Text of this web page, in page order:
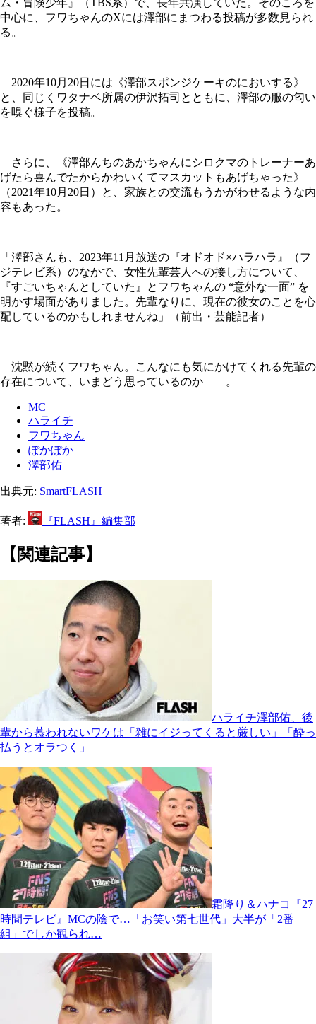
中心に、フワちゃんのXには澤部にまつわる投稿が多数見られ
る。
2020年10月20日には《澤部スポンジケーキのにおいする》
と、同じくワタナベ所属の伊沢拓司とともに、澤部の服の匂い
を嗅ぐ様子を投稿。
さらに、《澤部んちのあかちゃんにシロクマのトレーナーあ
げたら喜んでたからかわいくてマスカットもあげちゃった》
（2021年10月20日）と、家族との交流もうかがわせるような内
容もあった。
「澤部さんも、2023年11月放送の『オドオド×ハラハラ』（フ
ジテレビ系）のなかで、女性先輩芸人への接し方について、
『すごいちゃんとしていた』とフワちゃんの “意外な一面” を
明かす場面がありました。先輩なりに、現在の彼女のことを心
配しているのかもしれませんね」（前出・芸能記者）
沈黙が続くフワちゃん。こんなにも気にかけてくれる先輩の
存在について、いまどう思っているのか――。
MC
ハライチ
フワちゃん
ぽかぽか
澤部佑
出典元: SmartFLASH
著者: 『FLASH』編集部
【関連記事】
ハライチ澤部佑、後
輩から慕われないワケは「雑にイジってくると厳しい」「酔っ
払うとオラつく」
霜降り＆ハナコ『27
時間テレビ』MCの陰で…「お笑い第七世代」大半が「2番
組」でしか観られ…